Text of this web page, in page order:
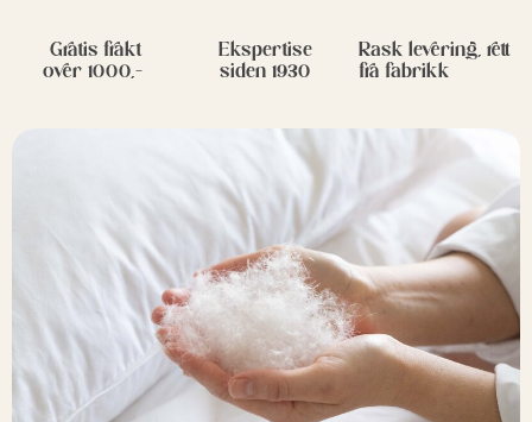
Gratis frakt
over 1000,-
Ekspertise
siden 1930
Rask levering, rett
fra fabrikk